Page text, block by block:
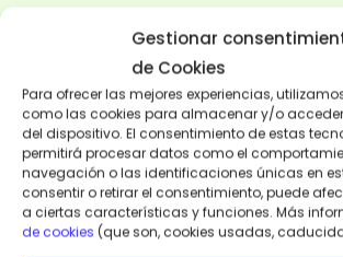
Gestionar
de Cookies
Para ofrecer las mejores experiencias,
como las cookies para almacenar y/o
del dispositivo. El consentimiento de estas
permitirá procesar datos como el
navegación o las identificaciones únicas en
consentir o retirar el consentimiento, puede
a ciertas características y funciones. Más
de cookies (que son, cookies usadas,
Categorias
Moda y Complementos